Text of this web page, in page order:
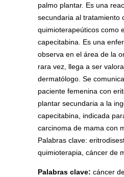
palmo plantar. Es una
secundaria al tratamiento
quimioterapeúticos como
capecitabina. Es una
observa en el área de la
rara vez, llega a ser
dermatólogo. Se
paciente femenina con
plantar secundaria a la
capecitabina, indicada
carcinoma de mama con
Palabras clave:
quimioterapia, cáncer de
Palabras clave: cáncer